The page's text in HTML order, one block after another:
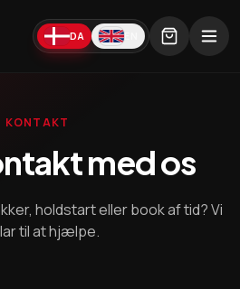
DA
KONTAKT
med os
holdstart eller book af tid? Vi
til at hjælpe.